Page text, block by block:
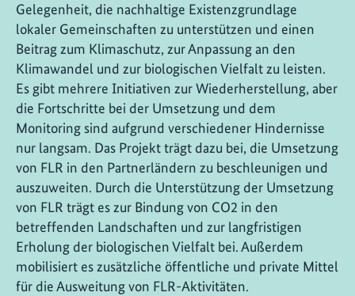
Gelegenheit, die nachhaltige Existenzgrundlage
lokaler Gemeinschaften zu unterstützen und einen
Beitrag zum Klimaschutz, zur Anpassung an den
Klimawandel und zur biologischen Vielfalt zu leisten.
Es gibt mehrere Initiativen zur Wiederherstellung, aber
die Fortschritte bei der Umsetzung und dem
Monitoring sind aufgrund verschiedener Hindernisse
nur langsam. Das Projekt trägt dazu bei, die Umsetzung
von FLR in den Partnerländern zu beschleunigen und
auszuweiten. Durch die Unterstützung der Umsetzung
von FLR trägt es zur Bindung von CO2 in den
betreffenden Landschaften und zur langfristigen
Erholung der biologischen Vielfalt bei. Außerdem
mobilisiert es zusätzliche öffentliche und private Mittel
für die Ausweitung von FLR-Aktivitäten.